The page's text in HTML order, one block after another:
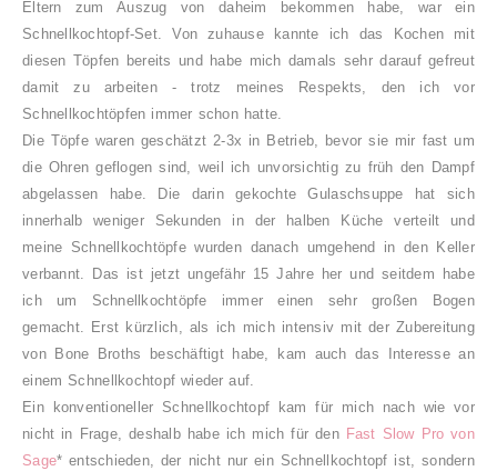
Eltern zum Auszug von daheim bekommen habe, war ein
Schnellkochtopf-Set. Von zuhause kannte ich das Kochen mit
diesen Töpfen bereits und habe mich damals sehr darauf gefreut
damit zu arbeiten - trotz meines Respekts, den ich vor
Schnellkochtöpfen immer schon hatte.
Die Töpfe waren geschätzt 2-3x in Betrieb, bevor sie mir fast um
die Ohren geflogen sind, weil ich unvorsichtig zu früh den Dampf
abgelassen habe. Die darin gekochte Gulaschsuppe hat sich
innerhalb weniger Sekunden in der halben Küche verteilt und
meine Schnellkochtöpfe wurden danach umgehend in den Keller
verbannt. Das ist jetzt ungefähr 15 Jahre her und seitdem habe
ich um Schnellkochtöpfe immer einen sehr großen Bogen
gemacht. Erst kürzlich, als ich mich intensiv mit der Zubereitung
von Bone Broths beschäftigt habe, kam auch das Interesse an
einem Schnellkochtopf wieder auf.
Ein konventioneller Schnellkochtopf kam für mich nach wie vor
nicht in Frage, deshalb habe ich mich für den Fast Slow Pro von
Sage* entschieden, der nicht nur ein Schnellkochtopf ist, sondern